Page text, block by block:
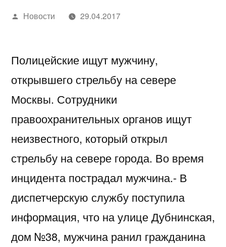
Написано
Новости 29.04.2017
Полицейские ищут мужчину,
открывшего стрельбу на севере
Москвы. Сотрудники
правоохранительных органов ищут
неизвестного, который открыл
стрельбу на севере города. Во время
инцидента пострадал мужчина.- В
диспетчерскую службу поступила
информация, что на улице Дубнинская,
дом №38, мужчина ранил гражданина